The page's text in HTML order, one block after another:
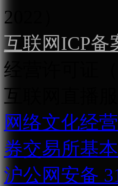
2022）
互联网ICP备
经营许可证
互联网直播
网络文化经
券交易所基
沪公网安备